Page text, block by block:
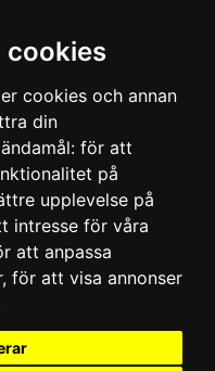
cookies
cookies och annan
din
för att
på
upplevelse på
intresse för våra
att anpassa
, för att visa annonser